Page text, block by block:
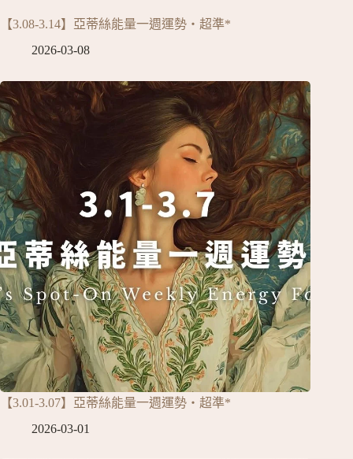
【3.08-3.14】亞蒂絲能量一週運勢‧超準*
2026-03-08
【3.01-3.07】亞蒂絲能量一週運勢‧超準*
2026-03-01